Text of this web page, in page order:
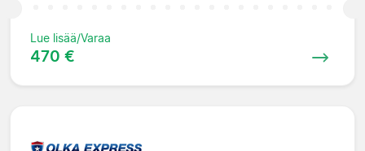
Lue lisää/Varaa
470 €